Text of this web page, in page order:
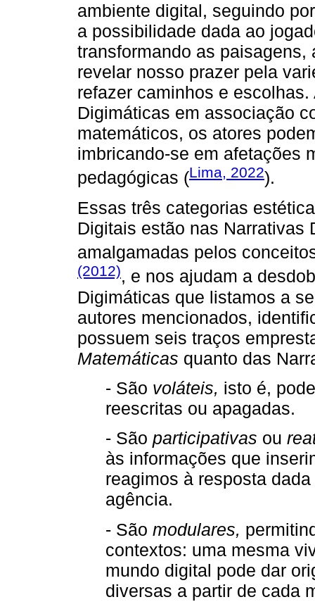
ambiente digital, seguindo
a possibilidade dada ao
transformando as
revelar nosso prazer pela
refazer caminhos e
Digimáticas em associação
matemáticos, os atores
imbricando-se em afetações
pedagógicas (Lima, 2022).
Essas três categorias
Digitais estão nas Narrativas
amalgamadas pelos
(2012), e nos ajudam a
Digimáticas que listamos a
autores mencionados,
possuem seis traços
Matemáticas quanto das
- São voláteis, isto é,
reescritas ou apagadas.
- São participativas ou
às informações que
reagimos à resposta
agência.
- São modulares,
contextos: uma mesma
mundo digital pode dar
diversas a partir de cada